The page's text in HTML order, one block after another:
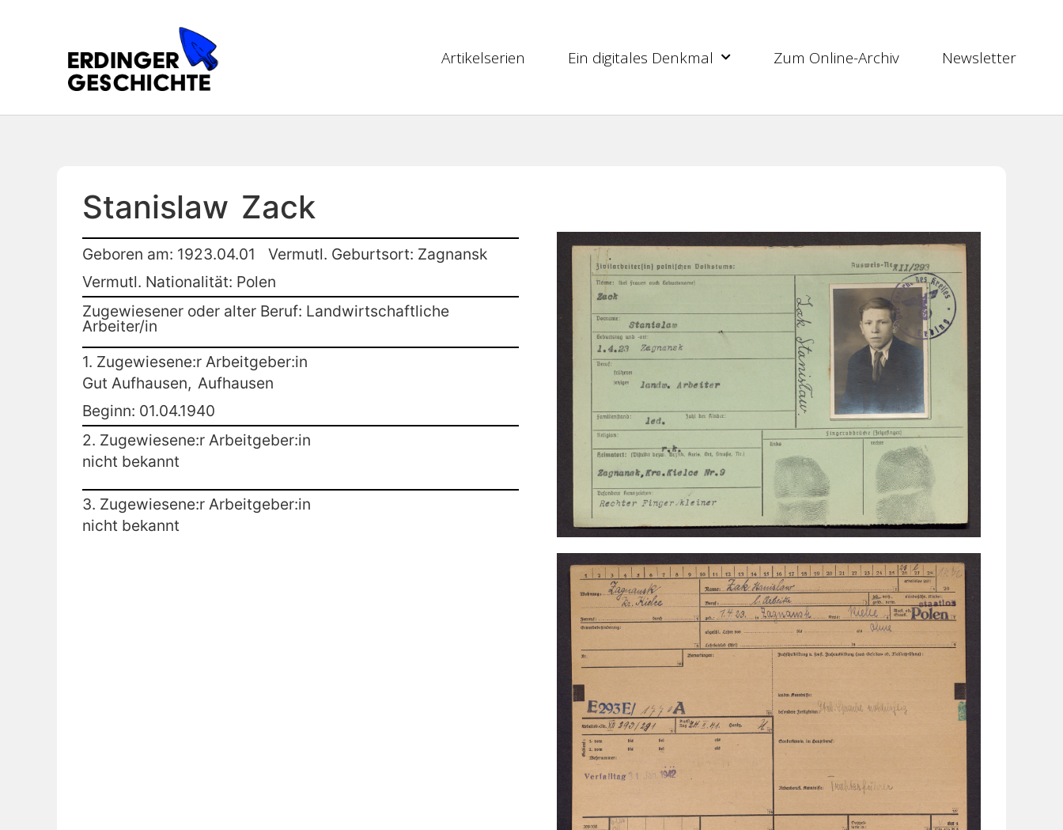
Artikelserien Ein digitales Denkmal Zum Online-Archiv Newsletter
Stanislaw Zack
Geboren am: 1923.04.01
Vermutl. Geburtsort: Zagnansk
Vermutl. Nationalität: Polen
Zugewiesener oder alter Beruf: Landwirtschaftliche
Arbeiter/in
1. Zugewiesene:r Arbeitgeber:in
Gut Aufhausen, Aufhausen
Beginn: 01.04.1940
2. Zugewiesene:r Arbeitgeber:in
nicht bekannt
3. Zugewiesene:r Arbeitgeber:in
nicht bekannt